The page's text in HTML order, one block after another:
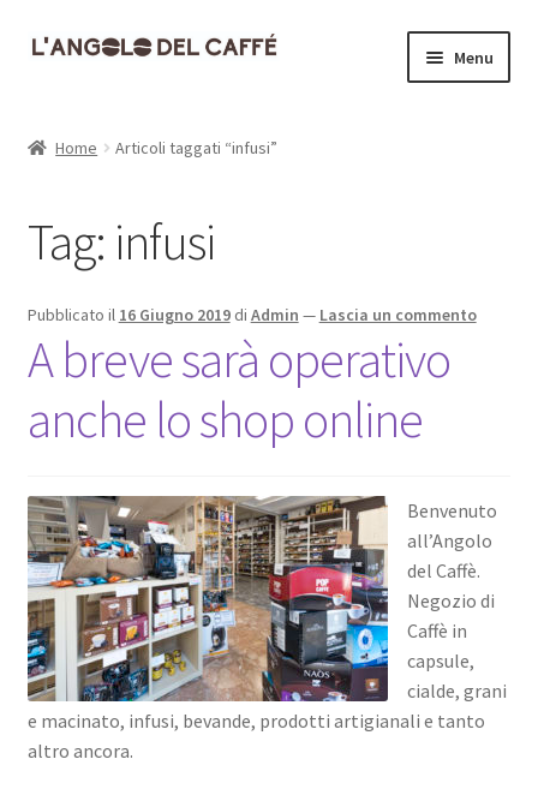
Vai
Vai
Menu
Cassa
Contatti
Dove siamo
Il mio account
Informativa Privacy
Marchi
Shop
Home Articoli taggati “infusi”
Tag: infusi
Pubblicato il 16 Giugno 2019 di Admin — Lascia un commento
A breve sarà operativo
anche lo shop online
Benvenuto
all’Angolo
del Caffè.
Negozio di
Caffè in
capsule,
cialde, grani
e macinato, infusi, bevande, prodotti artigianali e tanto
altro ancora.